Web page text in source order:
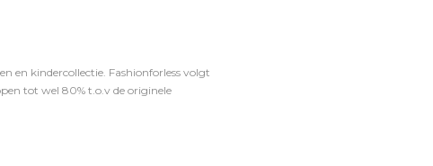
en kindercollectie. Fashionforless volgt
tot wel 80% t.o.v de originele